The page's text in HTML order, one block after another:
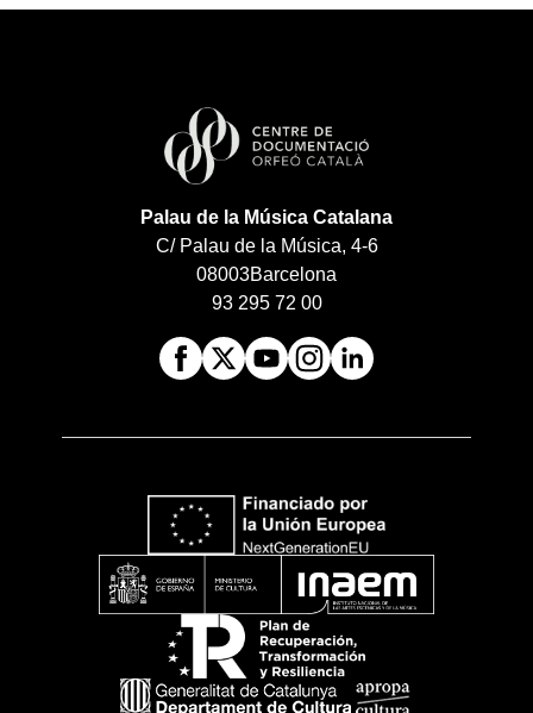
Palau de la Música Catalana
C/ Palau de la Música, 4-6
08003Barcelona
93 295 72 00